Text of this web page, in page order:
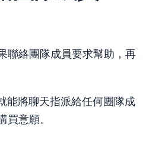
聯絡團隊成員要求幫助，再
能將聊天指派給任何團隊成
意願。